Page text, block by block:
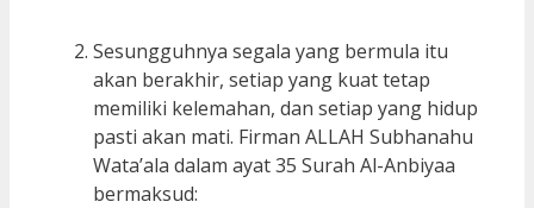
Sesungguhnya segala yang bermula itu
akan berakhir, setiap yang kuat tetap
memiliki kelemahan, dan setiap yang hidup
pasti akan mati. Firman ALLAH Subhanahu
Wata’ala dalam ayat 35 Surah Al-Anbiyaa
bermaksud: